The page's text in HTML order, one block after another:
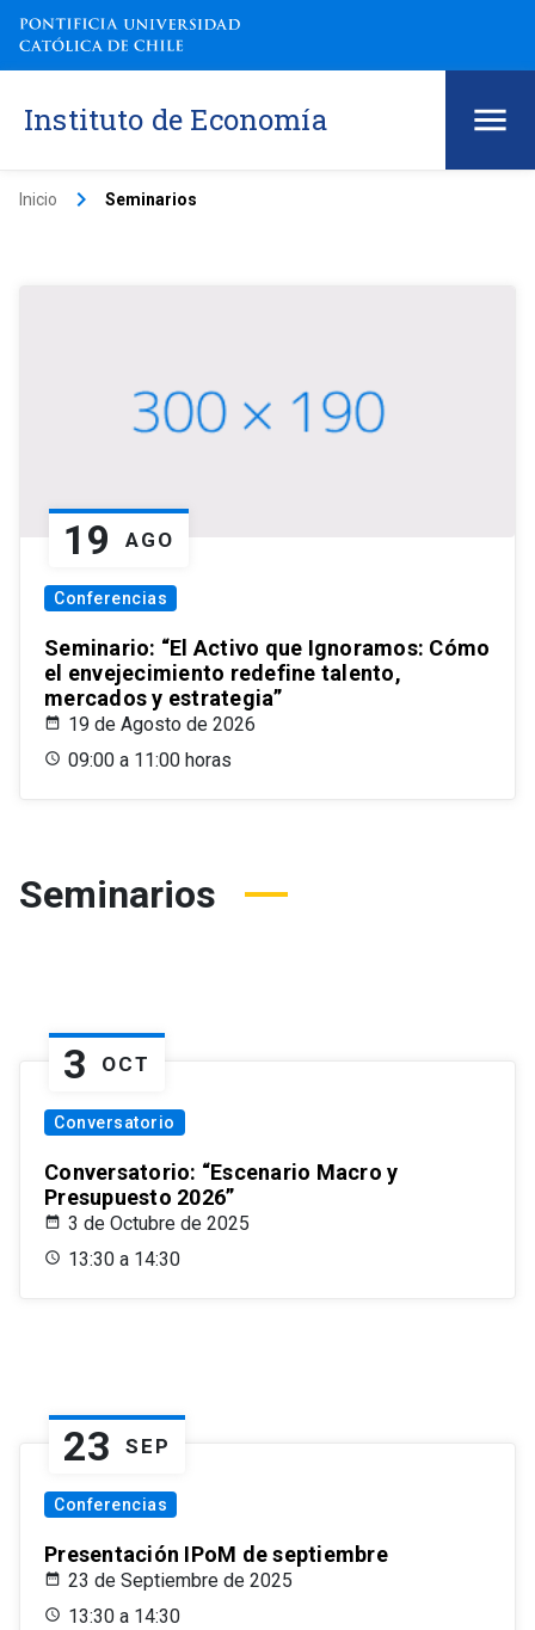
Instituto de Economía
Inicio keyboard_arrow_right Seminarios
19 AGO
Conferencias
Seminario: “El Activo que Ignoramos: Cómo
el envejecimiento redefine talento,
mercados y estrategia”
19 de Agosto de 2026
09:00 a 11:00 horas
Seminarios
3 OCT
Conversatorio
Conversatorio: “Escenario Macro y
Presupuesto 2026”
3 de Octubre de 2025
13:30 a 14:30
23 SEP
Conferencias
Presentación IPoM de septiembre
23 de Septiembre de 2025
13:30 a 14:30